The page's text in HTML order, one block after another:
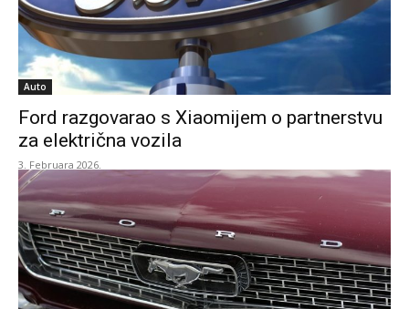
Auto
Ford razgovarao s Xiaomijem o partnerstvu
za električna vozila
3. Februara 2026.